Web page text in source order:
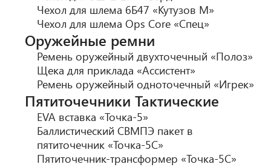
Чехол для шлема 6Б47 «Кутузов М»
Чехол для шлема Ops Core «Спец»
Оружейные ремни
Ремень оружейный двухточечный «Полоз»
Щека для приклада «Ассистент»
Ремень оружейный одноточечный «Игрек»
Пятиточечники Тактические
EVA вставка «Точка-5»
Баллистический СВМПЭ пакет в
пятиточечник «Точка-5С»
Пятиточечник-трансформер «Точка-5С»